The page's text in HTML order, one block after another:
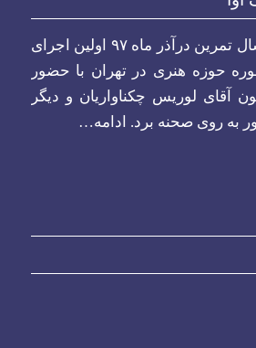
این گروه بعد از ۲ سال تمرین درآذر ماه ۹۷ اولین اجرای
حوزه هنری در تهران با حضور
آقای لوریس چکناواریان و دیگر
به روی صحنه برد. ادامه…